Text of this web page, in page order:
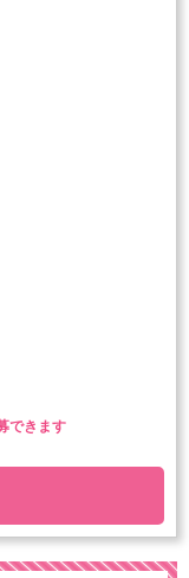
できます